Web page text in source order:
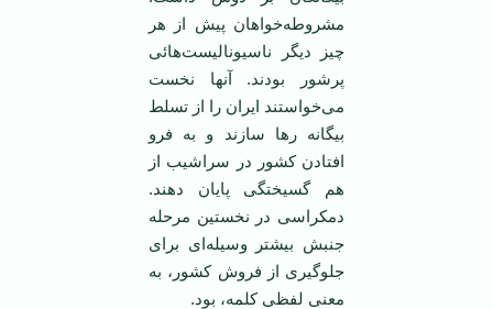
مشروطه‌خواهان پیش از هر
چیز دیگر ناسیونالیست‌هائی
پرشور بودند. آنها نخست
می‌خواستند ایران را از تسلط
بیگانه رها سازند و به فرو
افتادن کشور در سراشیب از
هم گسیختگی پایان دهند.
دمکراسی در نخستین مرحله
جنبش بیشتر وسیله‌ای برای
جلوگیری از فروش کشور، به
معنی لفظی کلمه‌، بود.